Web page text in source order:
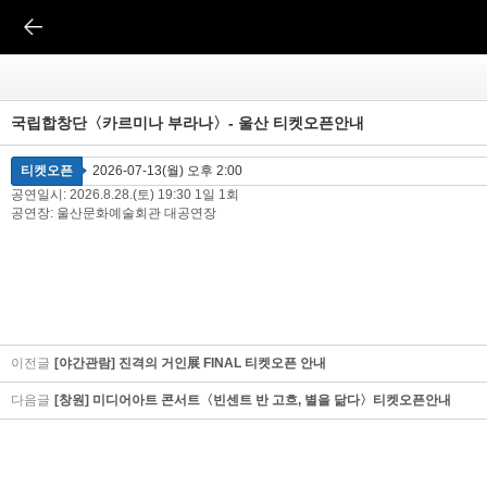
국립합창단〈카르미나 부라나〉- 울산 티켓오픈안내
티켓오픈 2026-07-13(월) 오후 2:00
공연명: 국립합창단〈카르미나 부라나〉- 울산
공연일시: 2026.8.28.(토) 19:30 1일 1회
공연장: 울산문화예술회관 대공연장
이전글 [야간관람] 진격의 거인展 FINAL 티켓오픈 안내
다음글 [창원] 미디어아트 콘서트〈빈센트 반 고흐, 별을 닮다〉티켓오픈안내